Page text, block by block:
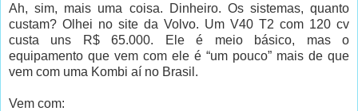
Ah, sim, mais uma coisa. Dinheiro. Os sistemas, quanto
custam? Olhei no site da Volvo. Um V40 T2 com 120 cv
custa uns R$ 65.000. Ele é meio básico, mas o
equipamento que vem com ele é “um pouco” mais de que
vem com uma Kombi aí no Brasil.
Vem com: